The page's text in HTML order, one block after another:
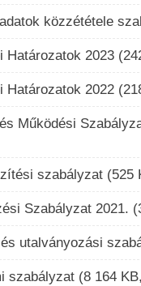
közzététele
Határozatok 2023
Határozatok 2022
Működési
szabályzat (525
Szabályzat 2021.
utalványozási
szabályzat (8 164